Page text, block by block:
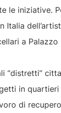
le iniziative.
Italia
a Palazzo
“distretti”
in
di